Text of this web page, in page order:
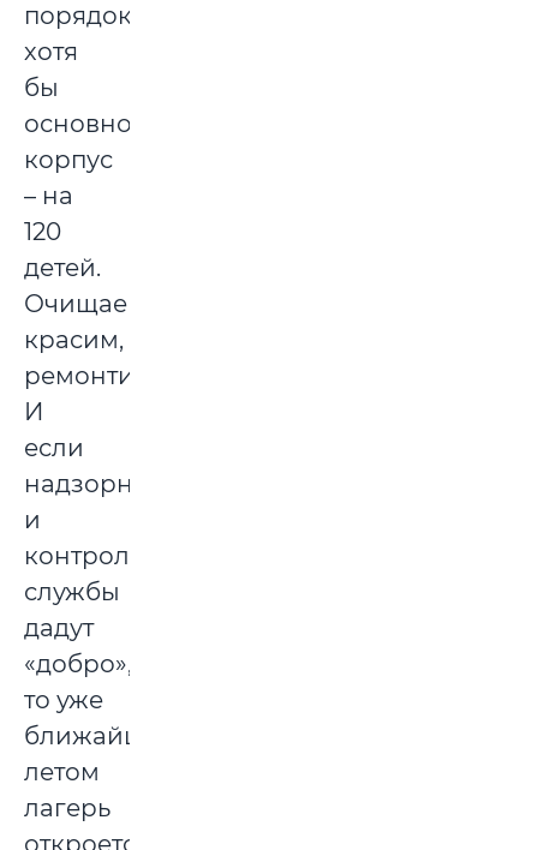
порядок
хотя
бы
основной
корпус
– на
120
детей.
Очищаем,
красим,
ремонтируем.
И
если
надзорные
и
контролирующие
службы
дадут
«добро»,
то уже
ближайшим
летом
лагерь
откроется,